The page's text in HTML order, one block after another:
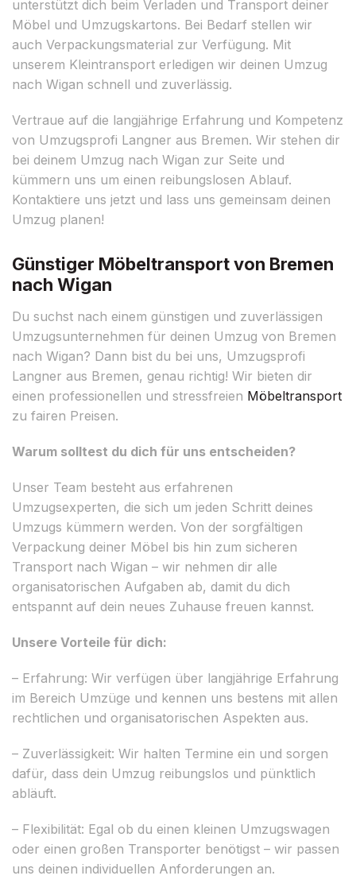
unterstützt dich beim Verladen und Transport deiner
Möbel und Umzugskartons. Bei Bedarf stellen wir
auch Verpackungsmaterial zur Verfügung. Mit
unserem Kleintransport erledigen wir deinen Umzug
nach Wigan schnell und zuverlässig.
Vertraue auf die langjährige Erfahrung und Kompetenz
von Umzugsprofi Langner aus Bremen. Wir stehen dir
bei deinem Umzug nach Wigan zur Seite und
kümmern uns um einen reibungslosen Ablauf.
Kontaktiere uns jetzt und lass uns gemeinsam deinen
Umzug planen!
Günstiger Möbeltransport von Bremen
nach Wigan
Du suchst nach einem günstigen und zuverlässigen
Umzugsunternehmen für deinen Umzug von Bremen
nach Wigan? Dann bist du bei uns, Umzugsprofi
Langner aus Bremen, genau richtig! Wir bieten dir
einen professionellen und stressfreien Möbeltransport
zu fairen Preisen.
Warum solltest du dich für uns entscheiden?
Unser Team besteht aus erfahrenen
Umzugsexperten, die sich um jeden Schritt deines
Umzugs kümmern werden. Von der sorgfältigen
Verpackung deiner Möbel bis hin zum sicheren
Transport nach Wigan – wir nehmen dir alle
organisatorischen Aufgaben ab, damit du dich
entspannt auf dein neues Zuhause freuen kannst.
Unsere Vorteile für dich:
– Erfahrung: Wir verfügen über langjährige Erfahrung
im Bereich Umzüge und kennen uns bestens mit allen
rechtlichen und organisatorischen Aspekten aus.
– Zuverlässigkeit: Wir halten Termine ein und sorgen
dafür, dass dein Umzug reibungslos und pünktlich
abläuft.
– Flexibilität: Egal ob du einen kleinen Umzugswagen
oder einen großen Transporter benötigst – wir passen
uns deinen individuellen Anforderungen an.